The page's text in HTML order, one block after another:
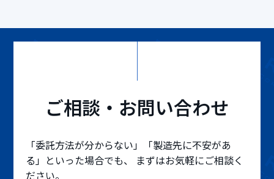
ご相談・お問い合わせ
「委託方法が分からない」「製造先に不安があ
る」といった場合でも、 まずはお気軽にご相談く
ださい。